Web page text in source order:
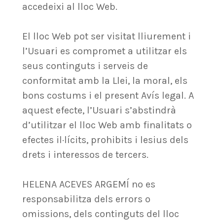
accedeixi al lloc Web.
El lloc Web pot ser visitat lliurement i
l’Usuari es compromet a utilitzar els
seus continguts i serveis de
conformitat amb la Llei, la moral, els
bons costums i el present Avís legal. A
aquest efecte, l’Usuari s’abstindrà
d’utilitzar el lloc Web amb finalitats o
efectes il·lícits, prohibits i lesius dels
drets i interessos de tercers.
HELENA ACEVES ARGEMÍ no es
responsabilitza dels errors o
omissions, dels continguts del lloc